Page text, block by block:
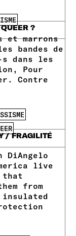
?
et marrons
bandes de
dans les
Pour
Contre
/ FRAGILITÉ
live
that
from